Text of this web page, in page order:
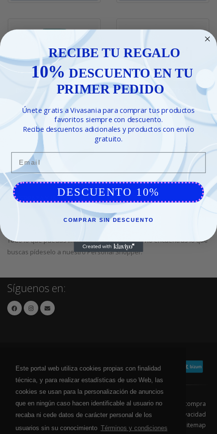
Este portal web utiliza cookies propias con finalidad
técnica, y para realizar estadísticas de uso Web, las
cookies se usan para la personalización de anuncios
que en ningún caso hacen identificable al usuario no
recaba ni cede datos de carácter personal de los
usuarios sin su conocimiento Términos y condiciones
DROGUERÍA ONLINE ELECTRODOMÉSTICOS
TERRAZA Y JARDÍN
Todo lo que puedas imaginar para tu hogar. Si no encuentras lo que
buscas pídeselo a nuestro Personal Shopper.
Síguenos en:
Contacto Aviso Legal
Condiciones de compra
Política de envíos
Política de devolución
Política de Privacidad
Política de Cookies
Sitemap
RECIBE TU REGALO
10% DESCUENTO EN TU
PRIMER PEDIDO
Únete gratis a Vivasania para comprar tus productos
favoritos siempre con descuento.
Recibe descuentos adicionales y productos con envío
gratuito.
Email
DESCUENTO 10%
COMPRAR SIN DESCUENTO